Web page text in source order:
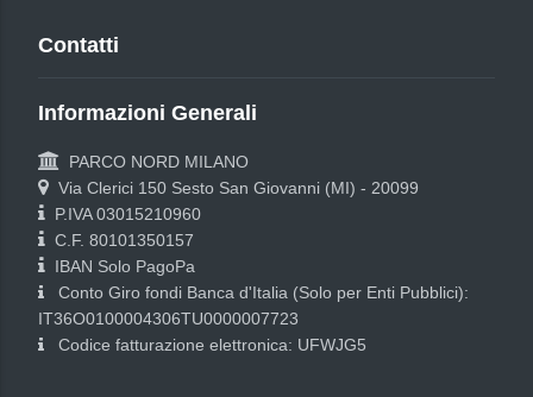
Contatti
Informazioni Generali
PARCO NORD MILANO
Via Clerici 150 Sesto San Giovanni (MI) - 20099
P.IVA 03015210960
C.F. 80101350157
IBAN Solo PagoPa
Conto Giro fondi Banca d'Italia (Solo per Enti Pubblici):
IT36O0100004306TU0000007723
Codice fatturazione elettronica: UFWJG5